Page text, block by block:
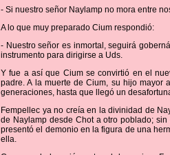
- Si nuestro señor Naylamp no mora entre
A lo que muy preparado Cium respondió:
- Nuestro señor es inmortal, seguirá
instrumento para dirigirse a Uds.
Y fue a así que Cium se convirtió en el
padre. A la muerte de Cium, su hijo mayor
generaciones, hasta que llegó un
Fempellec ya no creía en la divinidad de
de Naylamp desde Chot a otro poblado;
presentó el demonio en la figura de una
ella.